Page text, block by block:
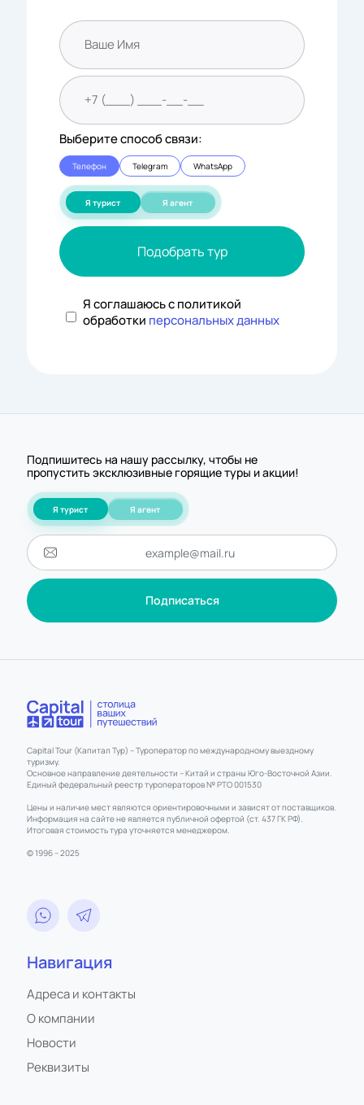
Выберите способ связи:
Телефон Telegram WhatsApp
Я турист Я агент
Подобрать тур
Я соглашаюсь с политикой
обработки персональных данных
Подпишитесь на нашу рассылку, чтобы не
пропустить эксклюзивные горящие туры и акции!
Я турист Я агент
Подписаться
Capital Tour (Капитал Тур) – Туроператор по международному выездному
туризму.
Основное направление деятельности – Китай и страны Юго-Восточной Азии.
Единый федеральный реестр туроператоров № РТО 001530
Цены и наличие мест являются ориентировочными и зависят от поставщиков.
Информация на сайте не является публичной офертой (ст. 437 ГК РФ).
Итоговая стоимость тура уточняется менеджером.
© 1996 – 2025
Навигация
Адреса и контакты
О компании
Новости
Реквизиты